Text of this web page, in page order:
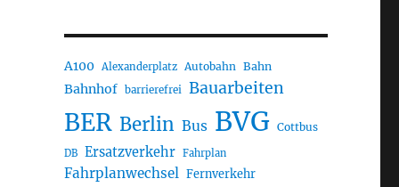
A100 Alexanderplatz Autobahn Bahn
Bahnhof barrierefrei Bauarbeiten
BER Berlin Bus BVG Cottbus
DB Ersatzverkehr Fahrplan
Fahrplanwechsel Fernverkehr